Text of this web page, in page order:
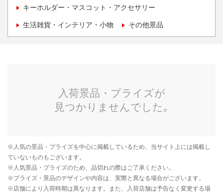
キーホルダー・マスコット・アクセサリー
生活雑貨・インテリア・小物 その他景品